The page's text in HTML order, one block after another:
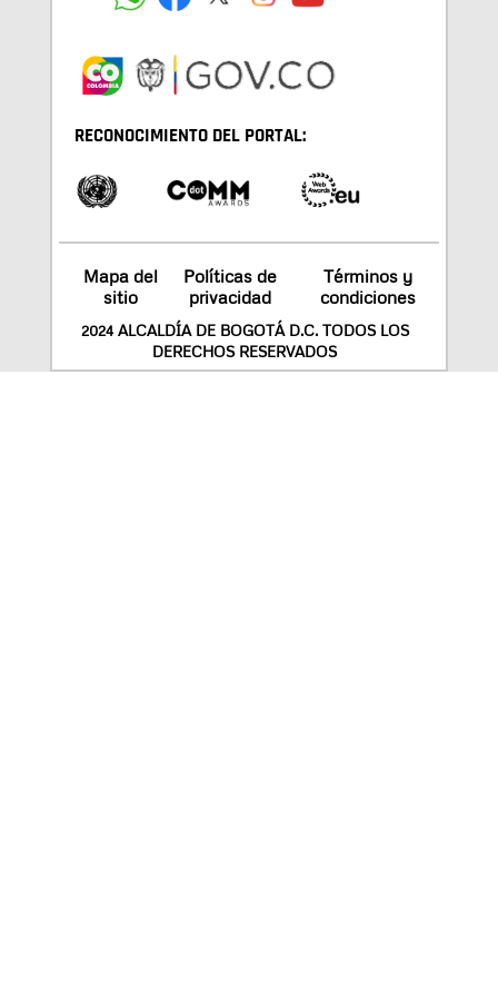
RECONOCIMIENTO DEL PORTAL:
Mapa del
sitio
Políticas de
privacidad
Términos y
condiciones
2024 ALCALDÍA DE BOGOTÁ D.C. TODOS LOS
DERECHOS RESERVADOS